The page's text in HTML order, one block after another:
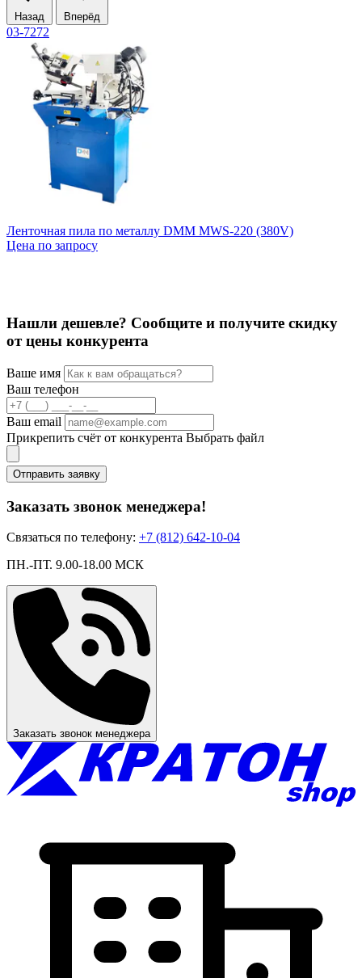
Назад Вперёд
03-7272
Ленточная пила по металлу DMM MWS-220 (380V)
Цена по запросу
Нашли дешевле? Сообщите и получите скидку
от цены конкурента
Ваше имя
Ваш телефон
Ваш email
Прикрепить счёт от конкурента Выбрать файл
Отправить заявку
Заказать звонок менеджера!
Связаться по телефону: +7 (812) 642-10-04
ПН.-ПТ. 9.00-18.00 МСК
Заказать звонок менеджера